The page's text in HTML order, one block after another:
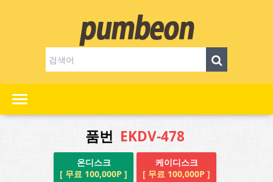
품번 EKDV-478
온디스크
[ 무료 100,000P ]
케이디스크
[ 무료 100,000P ]